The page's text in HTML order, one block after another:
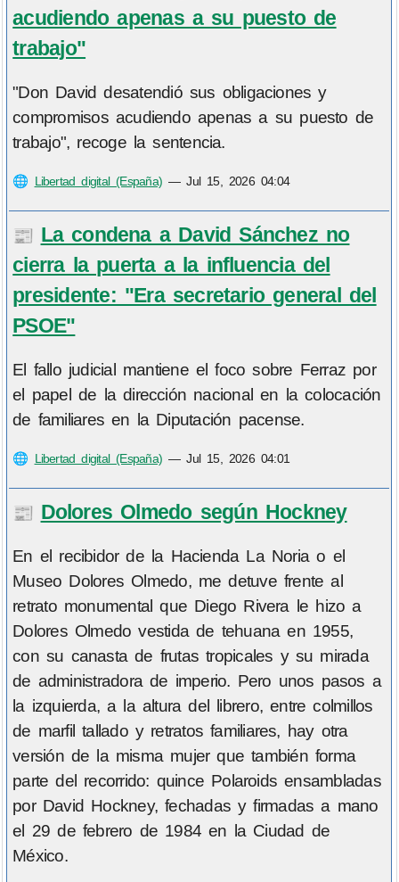
acudiendo apenas a su puesto de
trabajo"
"Don David desatendió sus obligaciones y
compromisos acudiendo apenas a su puesto de
trabajo", recoge la sentencia.
🌐 Libertad digital (España) —Jul 15, 2026 04:04
📰 La condena a David Sánchez no
cierra la puerta a la influencia del
presidente: "Era secretario general del
PSOE"
El fallo judicial mantiene el foco sobre Ferraz por
el papel de la dirección nacional en la colocación
de familiares en la Diputación pacense.
🌐 Libertad digital (España) —Jul 15, 2026 04:01
📰 Dolores Olmedo según Hockney
En el recibidor de la Hacienda La Noria o el
Museo Dolores Olmedo, me detuve frente al
retrato monumental que Diego Rivera le hizo a
Dolores Olmedo vestida de tehuana en 1955,
con su canasta de frutas tropicales y su mirada
de administradora de imperio. Pero unos pasos a
la izquierda, a la altura del librero, entre colmillos
de marfil tallado y retratos familiares, hay otra
versión de la misma mujer que también forma
parte del recorrido: quince Polaroids ensambladas
por David Hockney, fechadas y firmadas a mano
el 29 de febrero de 1984 en la Ciudad de
México.